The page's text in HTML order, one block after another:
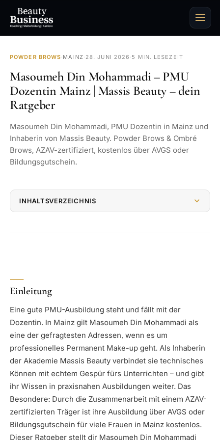
POWDER BROWS· MAINZ· 28. JUNI 2026 · 5 MIN. LESEZEIT
Masoumeh Din Mohammadi – PMU
Dozentin Mainz | Massis Beauty – dein
Ratgeber
Masoumeh Din Mohammadi, PMU Dozentin in Mainz und
Inhaberin von Massis Beauty. Powder Brows & Ombré
Brows, AZAV-zertifiziert, kostenlos über AVGS oder
Bildungsgutschein.
INHALTSVERZEICHNIS
Einleitung
Eine gute PMU-Ausbildung steht und fällt mit der
Dozentin. In Mainz gilt Masoumeh Din Mohammadi als
eine der gefragtesten Adressen, wenn es um
professionelles Permanent Make-up geht. Als Inhaberin
der Akademie Massis Beauty verbindet sie technisches
Können mit echtem Gespür fürs Unterrichten – und gibt
ihr Wissen in praxisnahen Ausbildungen weiter. Das
Besondere: Durch die Zusammenarbeit mit einem AZAV-
zertifizierten Träger ist ihre Ausbildung über AVGS oder
Bildungsgutschein für viele Frauen in Mainz kostenlos.
Dieser Ratgeber stellt dir Masoumeh Din Mohammadi